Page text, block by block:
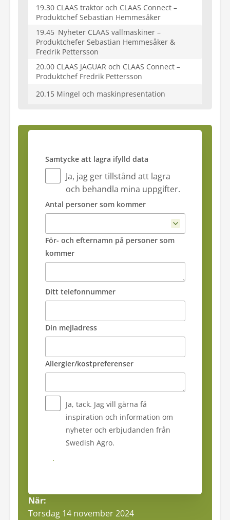
19.30 CLAAS traktor och CLAAS Connect –
Produktchef Sebastian Hemmesåker
19.45 Nyheter CLAAS vallmaskiner –
Produktchefer Sebastian Hemmesåker &
Fredrik Pettersson
20.00 CLAAS JAGUAR och CLAAS Connect –
Produktchef Fredrik Pettersson
20.15 Mingel och maskinpresentation
När:
Torsdag 14 november 2024
Samtycke att lagra ifylld data
Ja, jag ger tillstånd att lagra
och behandla mina uppgifter.
Antal personer som kommer
För- och efternamn på personer som
kommer
Ditt telefonnummer
Din mejladress
Allergier/kostpreferenser
Ja, tack. Jag vill gärna få
inspiration och information om
nyheter och erbjudanden från
Swedish Agro.
Skicka